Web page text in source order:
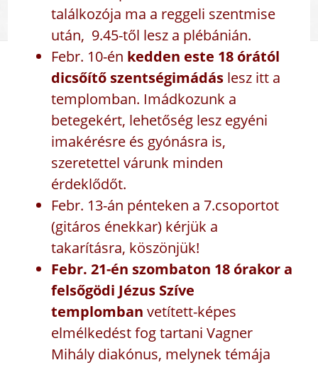
találkozója ma a reggeli szentmise
után, 9.45-től lesz a plébánián.
Febr. 10-én kedden este 18 órától
dicsőítő szentségimádáslesz itt a
templomban. Imádkozunk a
betegekért, lehetőség lesz egyéni
imakérésre és gyónásra is,
szeretettel várunk minden
érdeklődőt.
Febr. 13-án pénteken a 7.csoportot
(gitáros énekkar) kérjük a
takarításra, köszönjük!
Febr. 21-én szombaton 18 órakor a
felsőgödi Jézus Szíve
templomban vetített-képes
elmélkedést fog tartani Vagner
Mihály diakónus, melynek témája